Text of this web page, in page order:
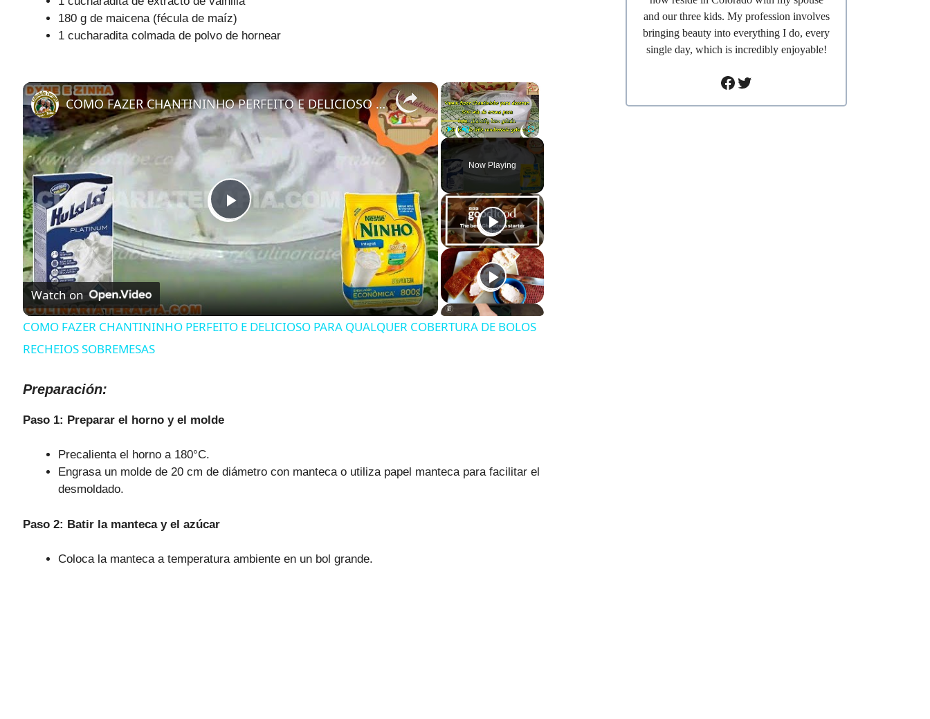
180 g de maicena (fécula de maíz)
1 cucharadita colmada de polvo de hornear
×
Unmute Fullscreen
Now Playing
×
P
l
a
d
o
COMO FAZER CHANTININHO PERFEITO E DELICIOSO PARA QUALQUER COBERTURA DE BOLOS RECHEIOS SOBREMESAS
Watch on
COMO FAZER CHANTININHO PERFEITO E DELICIOSO PARA QUALQUER COBERTURA DE BOLOS
RECHEIOS SOBREMESAS
Preparación:
Paso 1: Preparar el horno y el molde
Precalienta el horno a 180°C.
Engrasa un molde de 20 cm de diámetro con manteca o utiliza papel manteca para facilitar el
desmoldado.
Paso 2: Batir la manteca y el azúcar
Coloca la manteca a temperatura ambiente en un bol grande.
and our three kids. My profession involves
bringing beauty into everything I do, every
single day, which is incredibly enjoyable!
Facebook
Twitter